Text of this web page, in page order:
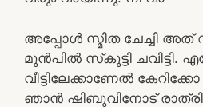
അപ്പോൾ സ്മിത ചേച്ചി
മുൻപിൽ സ്‌കൂട്ടി ചവിട്ടി.
വീട്ടിലേക്കാണേൽ
ഞാൻ ഷിബുവിനോട് രാത്രി